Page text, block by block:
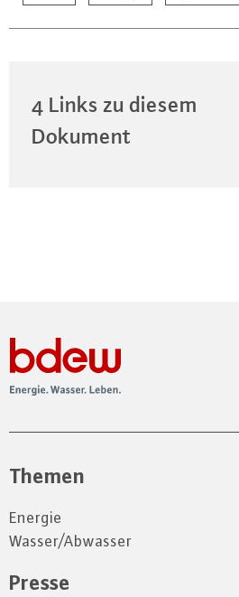
4 Links zu diesem
Dokument
Themen
Energie
Wasser/Abwasser
Presse